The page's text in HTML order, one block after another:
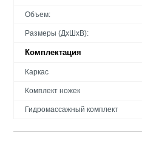
Объем:
Размеры (ДхШхВ):
Комплектация
Каркас
Комплект ножек
Гидромассажный комплект